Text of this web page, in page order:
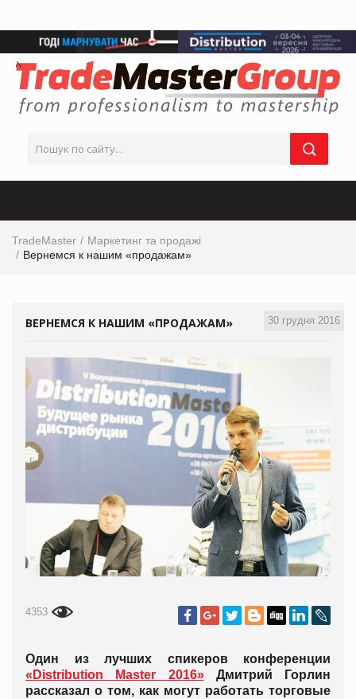
TradeMaster
Маркетинг та продажі
Вернемся к нашим «продажам»
30 грудня 2016
ВЕРНЕМСЯ К НАШИМ «ПРОДАЖАМ»
4353
Один из лучших спикеров конференции
«Distribution Master 2016»Дмитрий Горлин
рассказал о том, как могут работать торговые